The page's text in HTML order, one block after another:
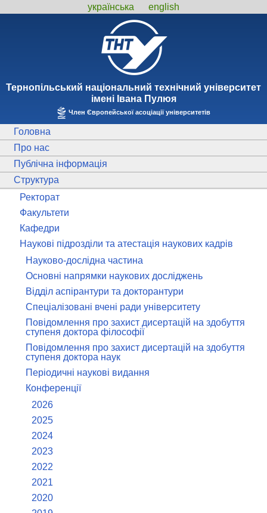
українська english
Тернопiльський національний технiчний унiверситет
iменi Iвана Пулюя
Член Європейської асоціації університетів
Головна
Про нас
Публічна інформація
Структура
Ректорат
Факультети
Кафедри
Наукові підрозділи та атестація наукових кадрів
Науково-дослідна частина
Основні напрямки наукових досліджень
Відділ аспірантури та докторантури
Спеціалізовані вчені ради університету
Повідомлення про захист дисертацій на здобуття
ступеня доктора філософії
Повідомлення про захист дисертацій на здобуття
ступеня доктора наук
Періодичні наукові видання
Конференції
2026
2025
2024
2023
2022
2021
2020